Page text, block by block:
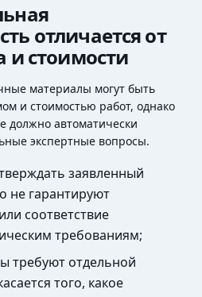
отличается от
и стоимости
материалы могут быть
и стоимостью работ, однако
должно автоматически
экспертные вопросы.
заявленный
не гарантируют
соответствие
требованиям;
требуют отдельной
того, какое